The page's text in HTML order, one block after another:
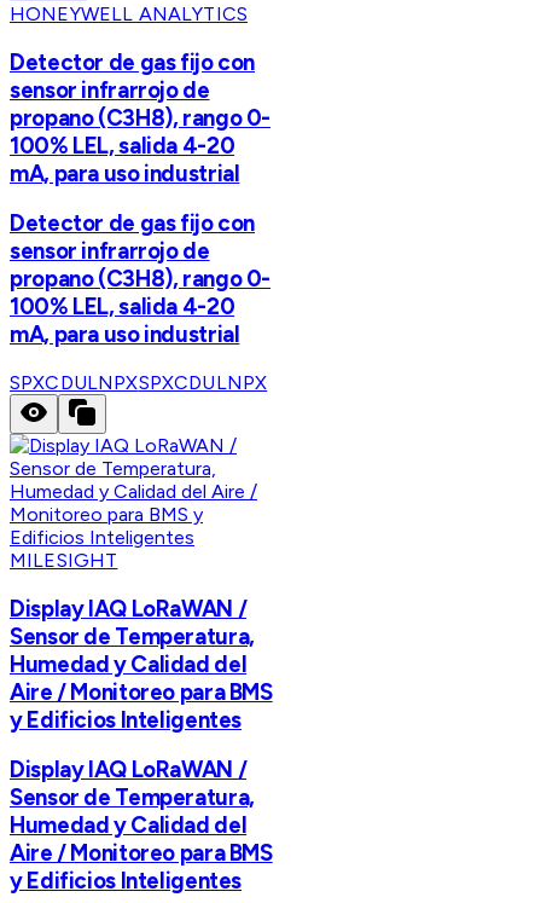
HONEYWELL ANALYTICS
Detector de gas fijo con
sensor infrarrojo de
propano (C3H8), rango 0-
100% LEL, salida 4-20
mA, para uso industrial
Detector de gas fijo con
sensor infrarrojo de
propano (C3H8), rango 0-
100% LEL, salida 4-20
mA, para uso industrial
SPXCDULNPXSPXCDULNPX
MILESIGHT
Display IAQ LoRaWAN /
Sensor de Temperatura,
Humedad y Calidad del
Aire / Monitoreo para BMS
y Edificios Inteligentes
Display IAQ LoRaWAN /
Sensor de Temperatura,
Humedad y Calidad del
Aire / Monitoreo para BMS
y Edificios Inteligentes